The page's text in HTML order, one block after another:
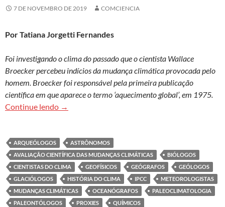
7 DE NOVEMBRO DE 2019 COMCIENCIA
Por Tatiana Jorgetti Fernandes
Foi investigando o clima do passado que o cientista Wallace
Broecker percebeu indícios da mudança climática provocada pelo
homem. Broecker foi responsável pela primeira publicação
científica em que aparece o termo ‘aquecimento global’, em 1975.
Continue lendo Paleoclimatologia busca desvendar o passado
→
ARQUEÓLOGOS
ASTRÔNOMOS
AVALIAÇÃO CIENTÍFICA DAS MUDANÇAS CLIMÁTICAS
BIÓLOGOS
CIENTISTAS DO CLIMA
GEOFÍSICOS GEÓGRAFOS
GEÓLOGOS
GLACIÓLOGOS
HISTÓRIA DO CLIMA IPCC
METEOROLOGISTAS
MUDANÇAS CLIMÁTICAS
OCEANÓGRAFOS
PALEOCLIMATOLOGIA
PALEONTÓLOGOS
PROXIES
QUÍMICOS